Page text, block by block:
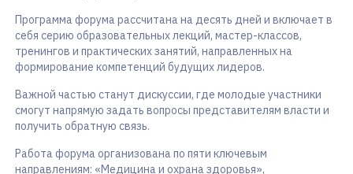
Программа форума рассчитана на десять дней и включает в
себя серию образовательных лекций, мастер-классов,
тренингов и практических занятий, направленных на
формирование компетенций будущих лидеров.
Важной частью станут дискуссии, где молодые участники
смогут напрямую задать вопросы представителям власти и
получить обратную связь.
Работа форума организована по пяти ключевым
направлениям: «Медицина и охрана здоровья»,